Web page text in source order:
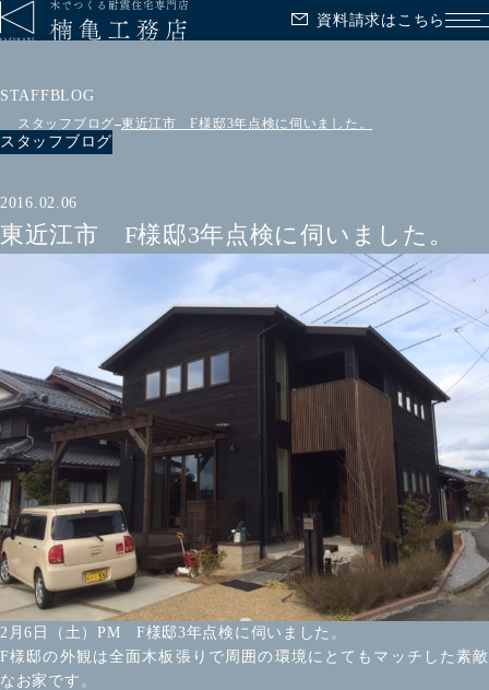
資料請求はこちら メ
STAFFBLOG
スタッフブログ 東近江市 F様邸3年点検に伺いました。
スタッフブログ
2016.02.06
東近江市 F様邸3年点検に伺いました。
2月6日（土）PM F様邸3年点検に伺いました。
F様邸の外観は全面木板張りで周囲の環境にとてもマッチした素敵
なお家です。